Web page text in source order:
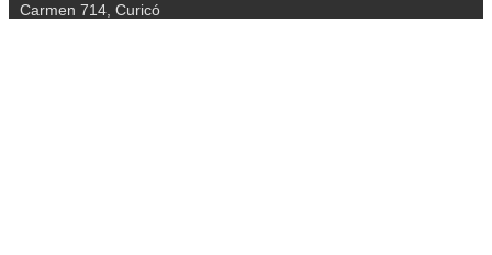
Carmen 714, Curicó